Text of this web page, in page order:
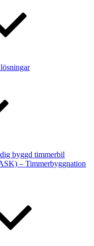
byggd timmerbil
– Timmerbyggnation